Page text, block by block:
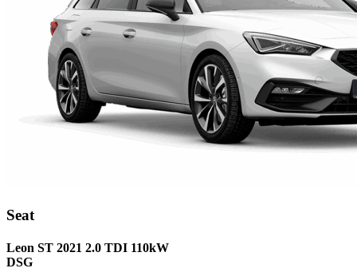
Seat
Leon ST 2021 2.0 TDI 110kW
DSG